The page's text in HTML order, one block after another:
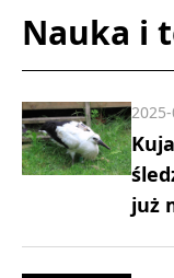
Nauka i
już